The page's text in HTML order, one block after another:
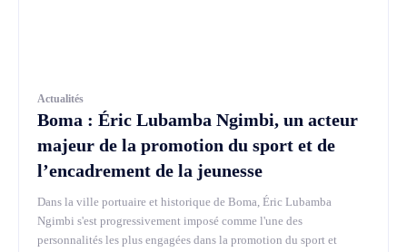
Actualités
Boma : Éric Lubamba Ngimbi, un acteur
majeur de la promotion du sport et de
l’encadrement de la jeunesse
Dans la ville portuaire et historique de Boma, Éric Lubamba
Ngimbi s'est progressivement imposé comme l'une des
personnalités les plus engagées dans la promotion du sport et